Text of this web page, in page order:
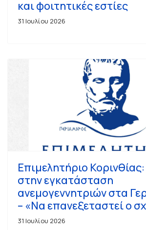
και φοιτητικές εστίες
31 Ιουλίου 2026
Επιμελητήριο
στην εγκατάσταση
ανεμογεννητριών στα
– «Να επανεξεταστεί ο
31 Ιουλίου 2026